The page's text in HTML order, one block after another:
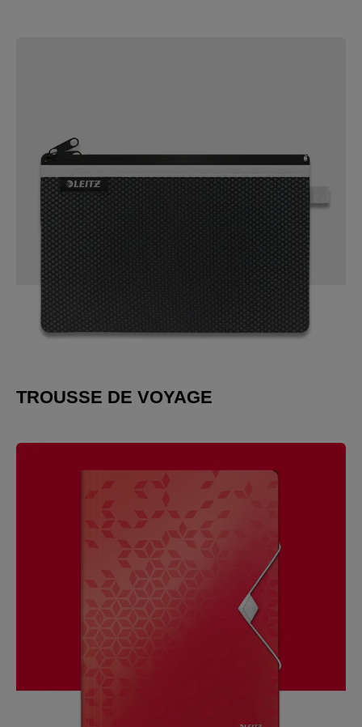
TROUSSE DE VOYAGE